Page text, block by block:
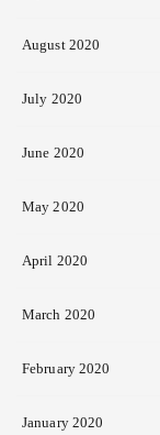
August 2020
July 2020
June 2020
May 2020
April 2020
March 2020
February 2020
January 2020